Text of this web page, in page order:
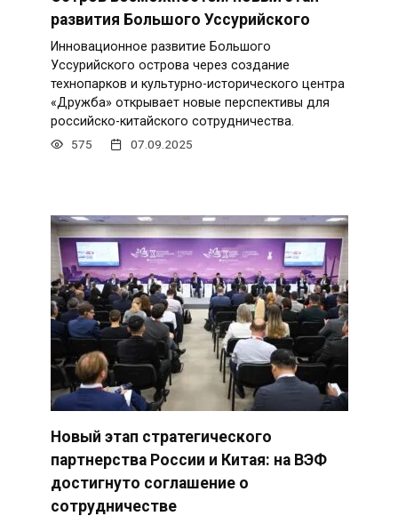
развития Большого Уссурийского
Инновационное развитие Большого
Уссурийского острова через создание
технопарков и культурно-исторического центра
«Дружба» открывает новые перспективы для
российско-китайского сотрудничества.
575 07.09.2025
Новый этап стратегического
партнерства России и Китая: на ВЭФ
достигнуто соглашение о
сотрудничестве